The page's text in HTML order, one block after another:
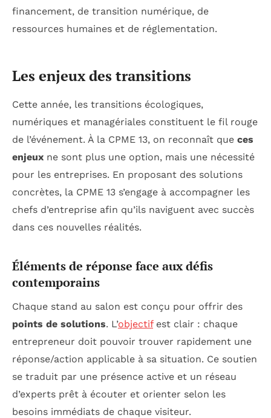
financement, de transition numérique, de
ressources humaines et de réglementation.
Les enjeux des transitions
Cette année, les transitions écologiques,
numériques et managériales constituent le fil rouge
de l’événement. À la CPME 13, on reconnaît que ces
enjeux ne sont plus une option, mais une nécessité
pour les entreprises. En proposant des solutions
concrètes, la CPME 13 s’engage à accompagner les
chefs d’entreprise afin qu’ils naviguent avec succès
dans ces nouvelles réalités.
Éléments de réponse face aux défis
contemporains
Chaque stand au salon est conçu pour offrir des
points de solutions. L’objectifest clair : chaque
entrepreneur doit pouvoir trouver rapidement une
réponse/action applicable à sa situation. Ce soutien
se traduit par une présence active et un réseau
d’experts prêt à écouter et orienter selon les
besoins immédiats de chaque visiteur.